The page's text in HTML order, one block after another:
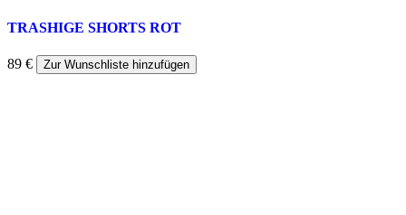
TRASHIGE SHORTS ROT
89 € Zur Wunschliste hinzufügen